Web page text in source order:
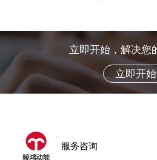
立即开始，解决您
立即开始
服务咨询